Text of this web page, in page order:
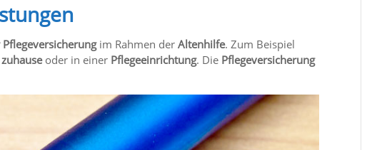
im Rahmen derAltenhilfe. Zum Beispiel
oder in einer Pflegeeinrichtung. Die Pflegeversicherung